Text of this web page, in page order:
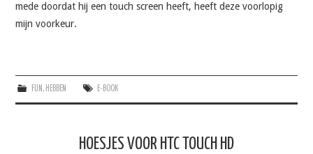
mede doordat hij een touch screen heeft, heeft deze voorlopig
mijn voorkeur.
FUN , HEBBEN E-BOOK
HOESJES VOOR HTC TOUCH HD